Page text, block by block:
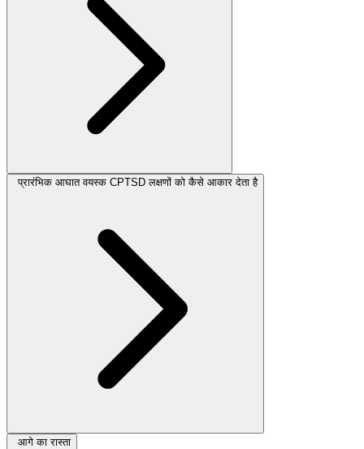
प्रारंभिक आघात वयस्क CPTSD लक्षणों को कैसे आकार देता है
आगे का रास्ता